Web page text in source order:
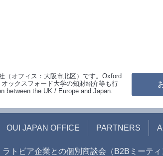
（オフィス：大阪市北区）です。Oxford
ックスフォード大学の知財紹介等も行
between the UK / Europe and Japan.
OUI JAPAN OFFICE PARTNERS
ラトビア企業との個別商談会（B2Bミーテ